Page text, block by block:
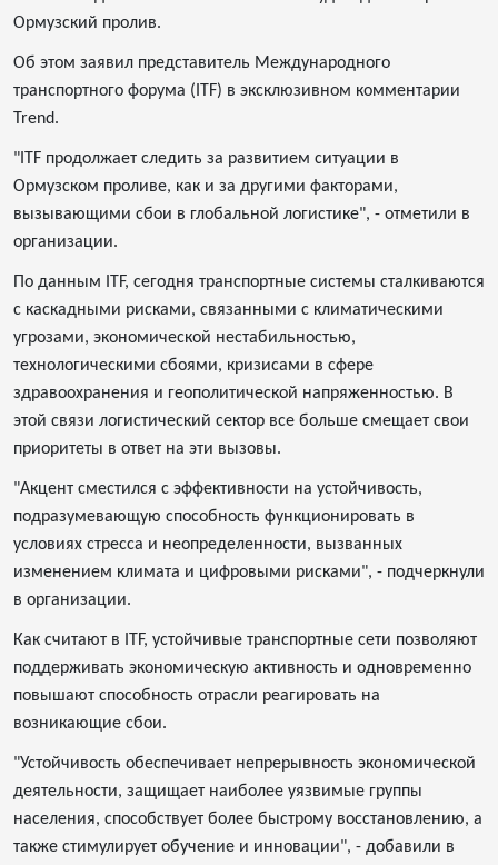
Ормузский пролив.
Об этом заявил представитель Международного
транспортного форума (ITF) в эксклюзивном комментарии
Trend.
"ITF продолжает следить за развитием ситуации в
Ормузском проливе, как и за другими факторами,
вызывающими сбои в глобальной логистике", - отметили в
организации.
По данным ITF, сегодня транспортные системы сталкиваются
с каскадными рисками, связанными с климатическими
угрозами, экономической нестабильностью,
технологическими сбоями, кризисами в сфере
здравоохранения и геополитической напряженностью. В
этой связи логистический сектор все больше смещает свои
приоритеты в ответ на эти вызовы.
"Акцент сместился с эффективности на устойчивость,
подразумевающую способность функционировать в
условиях стресса и неопределенности, вызванных
изменением климата и цифровыми рисками", - подчеркнули
в организации.
Как считают в ITF, устойчивые транспортные сети позволяют
поддерживать экономическую активность и одновременно
повышают способность отрасли реагировать на
возникающие сбои.
"Устойчивость обеспечивает непрерывность экономической
деятельности, защищает наиболее уязвимые группы
населения, способствует более быстрому восстановлению, а
также стимулирует обучение и инновации", - добавили в